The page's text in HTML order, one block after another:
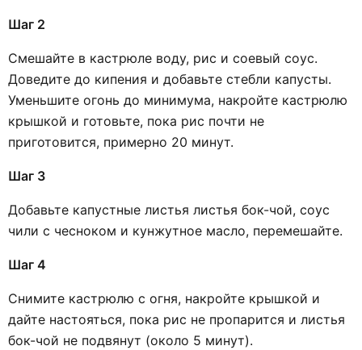
Шаг 2
Смешайте в кастрюле воду, рис и соевый соус.
Доведите до кипения и добавьте стебли капусты.
Уменьшите огонь до минимума, накройте кастрюлю
крышкой и готовьте, пока рис почти не
приготовится, примерно 20 минут.
Шаг 3
Добавьте капустные листья листья бок-чой, соус
чили с чесноком и кунжутное масло, перемешайте.
Шаг 4
Снимите кастрюлю с огня, накройте крышкой и
дайте настояться, пока рис не пропарится и листья
бок-чой не подвянут (около 5 минут).